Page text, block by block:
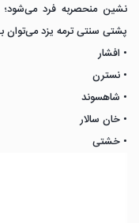
نشین منحصربه فرد می‌شود؛
پشتی سنتی ترمه یزد می‌توان
• افشار
• نسترن
• شاهسوند
• خان سالار
• خشتی